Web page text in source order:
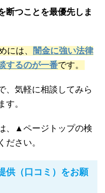
断つことを最優先しま
には、
闇金に強い法律
するのが一番です。
、気軽に相談してみら
す。
、▲ページトップの検
ださい。
供（口コミ）をお願